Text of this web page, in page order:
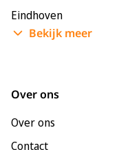
Eindhoven
Enschede
Bekijk meer
Over ons
Over ons
Contact